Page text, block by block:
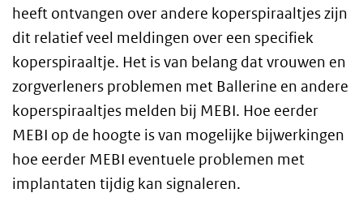
heeft ontvangen over andere koperspiraaltjes zijn
dit relatief veel meldingen over een specifiek
koperspiraaltje. Het is van belang dat vrouwen en
zorgverleners problemen met Ballerine en andere
koperspiraaltjes melden bij MEBI. Hoe eerder
MEBI op de hoogte is van mogelijke bijwerkingen
hoe eerder MEBI eventuele problemen met
implantaten tijdig kan signaleren.